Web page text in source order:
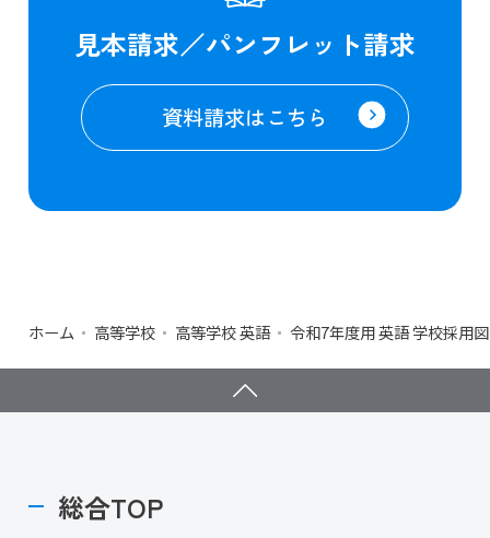
見本請求／パンフレット請求
資料請求はこちら
ホーム 高等学校 高等学校 英語 令和7年度用 英語 学校採用
総合TOP